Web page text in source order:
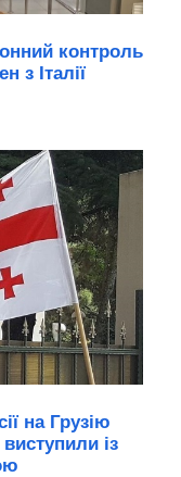
контроль
з Італії
на Грузію
із